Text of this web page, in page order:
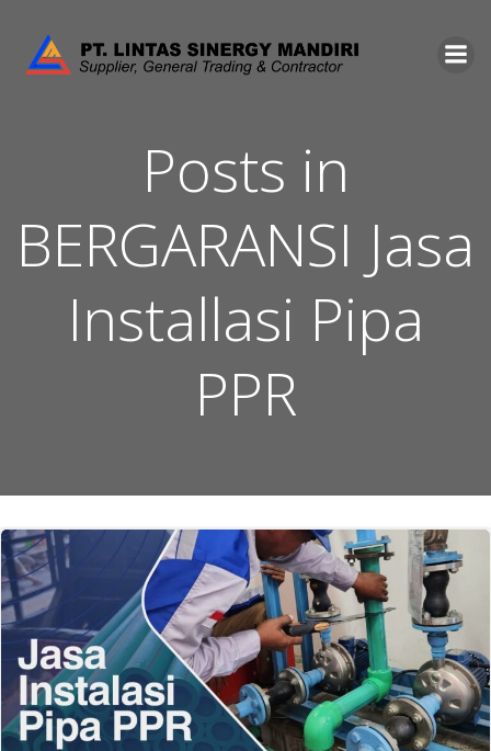
to
content
Posts in
BERGARANSI Jasa
Installasi Pipa
PPR